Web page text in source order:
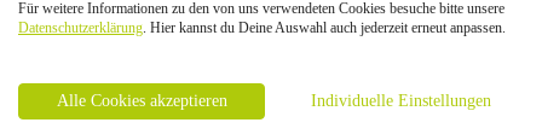
Intelligenzspielzeug
Laserpointer & Elektrospielzeug
Clicker & Target Sticks für Katzen
Weiteres Katzenspielzeug
Transportboxen
Für weitere Informationen zu den von uns verwendeten Cookies besuche bitte unsere
Datenschutzerklärung. Hier kannst du Deine Auswahl auch jederzeit erneut anpassen.
Alle Cookies akzeptieren Individuelle Einstellungen